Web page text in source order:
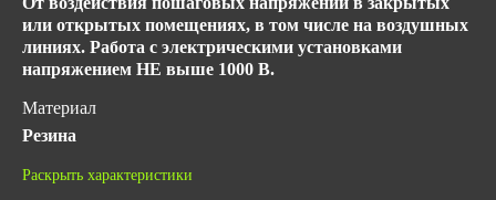
или открытых помещениях, в том числе на воздушных
линиях. Работа с электрическими установками
напряжением НЕ выше 1000 В.
Материал
Резина
Материал верха
Раскрыть характеристики